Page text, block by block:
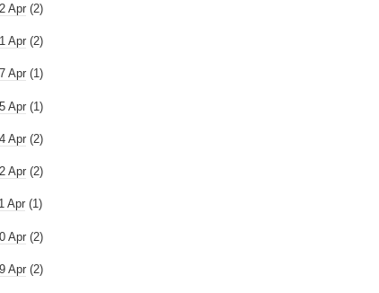
Apr (2)
Apr (2)
Apr (1)
Apr (1)
Apr (2)
Apr (2)
Apr (1)
Apr (2)
Apr (2)